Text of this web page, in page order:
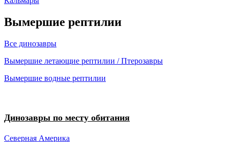
Вымершие рептилии
Все динозавры
Вымершие летающие рептилии / Птерозавры
Вымершие водные рептилии
Динозавры по месту обитания
Северная Америка